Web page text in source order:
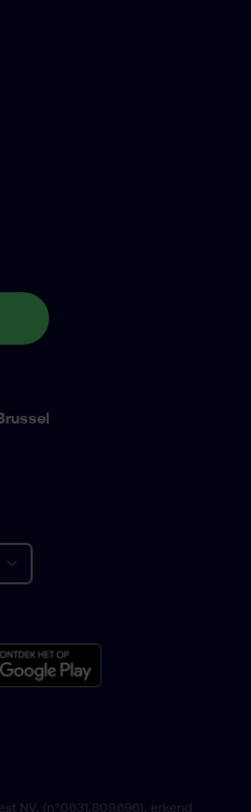
NV, (n°0631.809.696), erkend